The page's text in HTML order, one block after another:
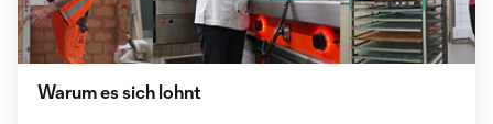
Warum es sich lohnt